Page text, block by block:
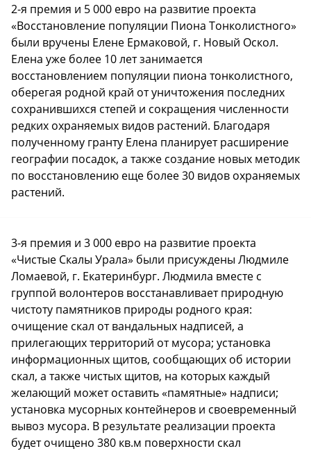
2-я премия и 5 000 евро на развитие проекта
«Восстановление популяции Пиона Тонколистного»
были вручены Елене Ермаковой, г. Новый Оскол.
Елена уже более 10 лет занимается
восстановлением популяции пиона тонколистного,
оберегая родной край от уничтожения последних
сохранившихся степей и сокращения численности
редких охраняемых видов растений. Благодаря
полученному гранту Елена планирует расширение
географии посадок, а также создание новых методик
по восстановлению еще более 30 видов охраняемых
растений.
3-я премия и 3 000 евро на развитие проекта
«Чистые Скалы Урала» были присуждены Людмиле
Ломаевой, г. Екатеринбург. Людмила вместе с
группой волонтеров восстанавливает природную
чистоту памятников природы родного края:
очищение скал от вандальных надписей, а
прилегающих территорий от мусора; установка
информационных щитов, сообщающих об истории
скал, а также чистых щитов, на которых каждый
желающий может оставить «памятные» надписи;
установка мусорных контейнеров и своевременный
вывоз мусора. В результате реализации проекта
будет очищено 380 кв.м поверхности скал